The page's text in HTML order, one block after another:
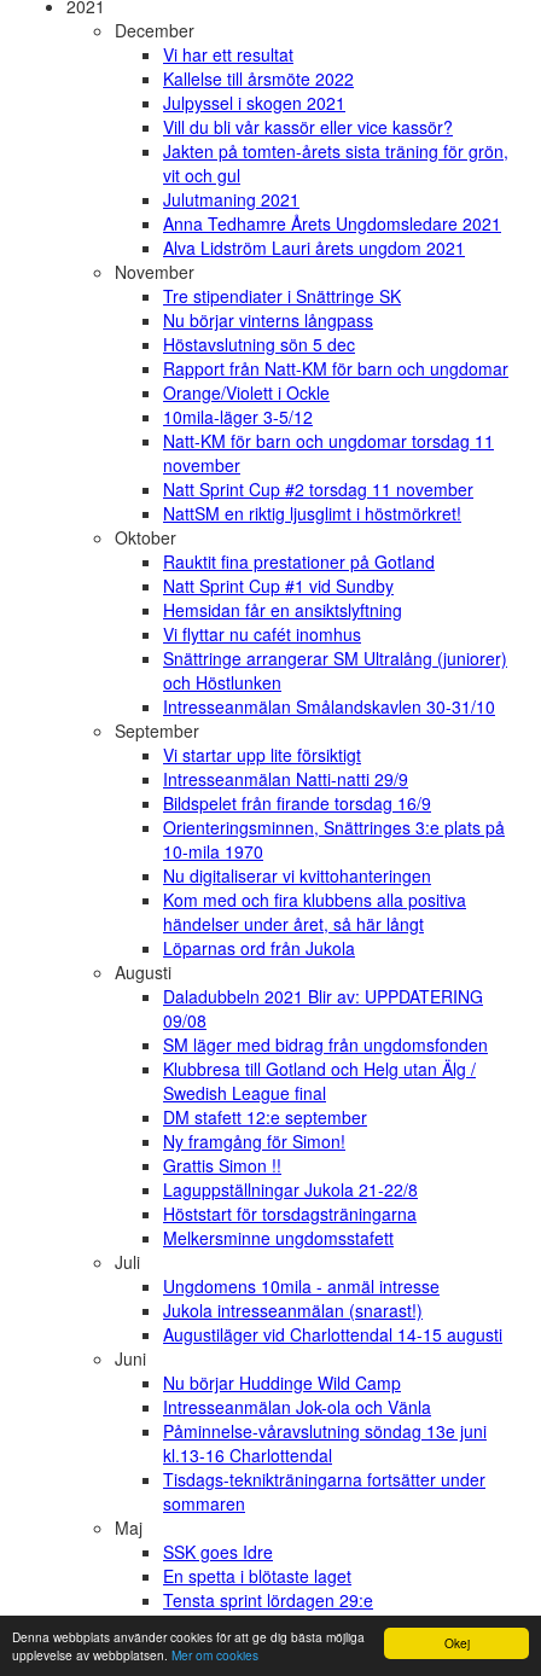
Okej
Denna webbplats använder cookies för att ge dig bästa möjliga
upplevelse av webbplatsen. Mer om cookies
2021
December
Vi har ett resultat
Kallelse till årsmöte 2022
Julpyssel i skogen 2021
Vill du bli vår kassör eller vice kassör?
Jakten på tomten-årets sista träning för grön,
vit och gul
Julutmaning 2021
Anna Tedhamre Årets Ungdomsledare 2021
Alva Lidström Lauri årets ungdom 2021
November
Tre stipendiater i Snättringe SK
Nu börjar vinterns långpass
Höstavslutning sön 5 dec
Rapport från Natt-KM för barn och ungdomar
Orange/Violett i Ockle
10mila-läger 3-5/12
Natt-KM för barn och ungdomar torsdag 11
november
Natt Sprint Cup #2 torsdag 11 november
NattSM en riktig ljusglimt i höstmörkret!
Oktober
Rauktit fina prestationer på Gotland
Natt Sprint Cup #1 vid Sundby
Hemsidan får en ansiktslyftning
Vi flyttar nu cafét inomhus
Snättringe arrangerar SM Ultralång (juniorer)
och Höstlunken
Intresseanmälan Smålandskavlen 30-31/10
September
Vi startar upp lite försiktigt
Intresseanmälan Natti-natti 29/9
Bildspelet från firande torsdag 16/9
Orienteringsminnen, Snättringes 3:e plats på
10-mila 1970
Nu digitaliserar vi kvittohanteringen
Kom med och fira klubbens alla positiva
händelser under året, så här långt
Löparnas ord från Jukola
Augusti
Daladubbeln 2021 Blir av: UPPDATERING
09/08
SM läger med bidrag från ungdomsfonden
Klubbresa till Gotland och Helg utan Älg /
Swedish League final
DM stafett 12:e september
Ny framgång för Simon!
Grattis Simon !!
Laguppställningar Jukola 21-22/8
Höststart för torsdagsträningarna
Melkersminne ungdomsstafett
Juli
Ungdomens 10mila - anmäl intresse
Jukola intresseanmälan (snarast!)
Augustiläger vid Charlottendal 14-15 augusti
Juni
Nu börjar Huddinge Wild Camp
Intresseanmälan Jok-ola och Vänla
Påminnelse-våravslutning söndag 13e juni
kl.13-16 Charlottendal
Tisdags-teknikträningarna fortsätter under
sommaren
Maj
SSK goes Idre
En spetta i blötaste laget
Tensta sprint lördagen 29:e
Kul skogssprint på lördag i Tullinge
(Brantbrink)